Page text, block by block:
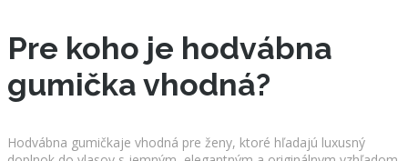
Pre koho je hodvábna
gumička vhodná?
Hodvábna gumičkaje vhodná pre ženy, ktoré hľadajú luxusný